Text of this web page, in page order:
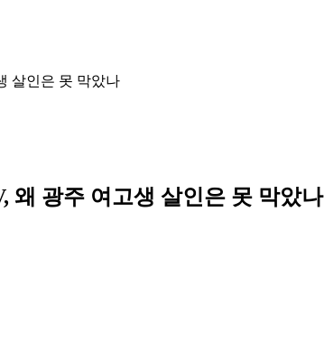
살인은 못 막았나
왜 광주 여고생 살인은 못 막았나